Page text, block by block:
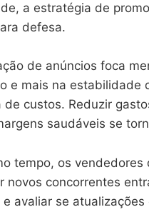
a estratégia de
defesa.
de anúncios foca
e mais na estabilidade
de custos. Reduzir
saudáveis se
tempo, os vendedores
novos concorrentes
e avaliar se